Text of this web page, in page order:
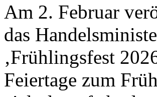
Am 2. Februar
das
‚Frühlingsfest
Feiertage zum